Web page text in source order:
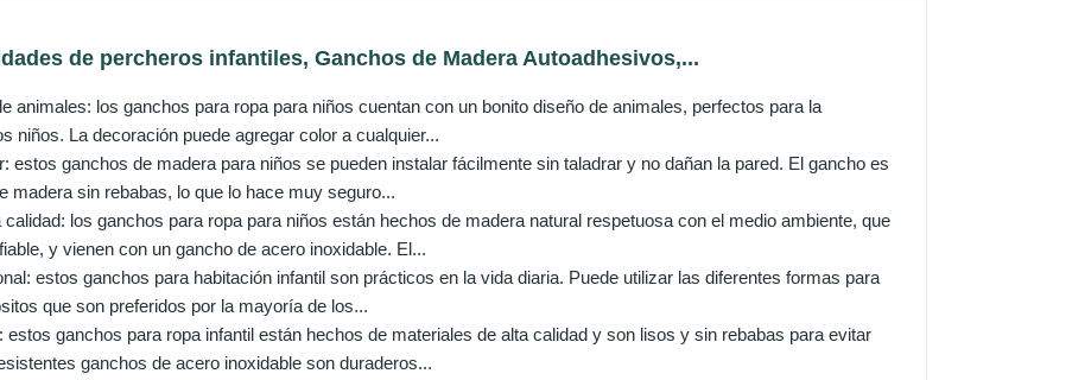
de percheros infantiles, Ganchos de Madera Autoadhesivos,...
animales: los ganchos para ropa para niños cuentan con un bonito diseño de animales, perfectos para la
niños. La decoración puede agregar color a cualquier...
estos ganchos de madera para niños se pueden instalar fácilmente sin taladrar y no dañan la pared. El gancho es
madera sin rebabas, lo que lo hace muy seguro...
calidad: los ganchos para ropa para niños están hechos de madera natural respetuosa con el medio ambiente, que
y vienen con un gancho de acero inoxidable. El...
estos ganchos para habitación infantil son prácticos en la vida diaria. Puede utilizar las diferentes formas para
que son preferidos por la mayoría de los...
estos ganchos para ropa infantil están hechos de materiales de alta calidad y son lisos y sin rebabas para evitar
ganchos de acero inoxidable son duraderos...